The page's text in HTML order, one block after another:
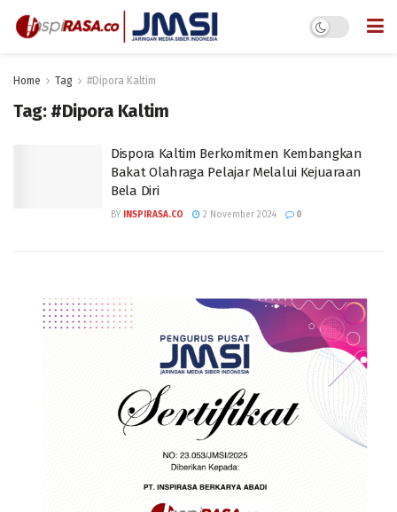
Home Tag #Dipora Kaltim
Tag: #Dipora Kaltim
Dispora Kaltim Berkomitmen Kembangkan
Bakat Olahraga Pelajar Melalui Kejuaraan
Bela Diri
BY INSPIRASA.CO 2 November 2024 0